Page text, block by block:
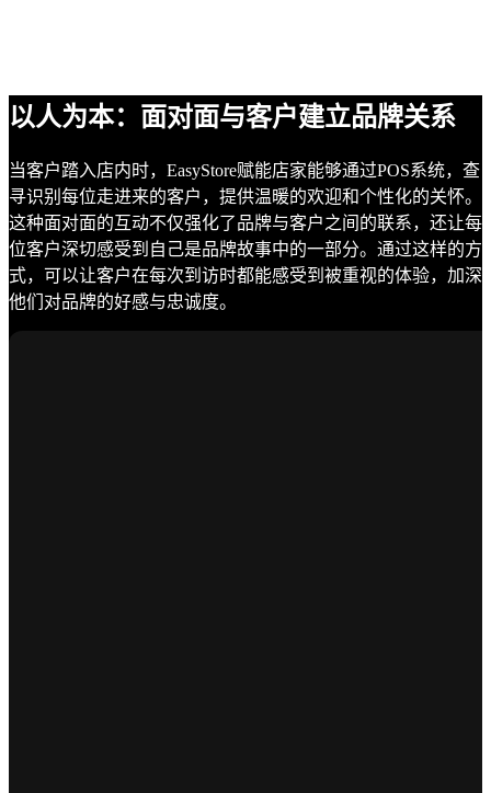
以人为本：面对面与客户建立品牌关系
当客户踏入店内时，EasyStore赋能店家能够通过POS系统，查
寻识别每位走进来的客户，提供温暖的欢迎和个性化的关怀。
这种面对面的互动不仅强化了品牌与客户之间的联系，还让每
位客户深切感受到自己是品牌故事中的一部分。通过这样的方
式，可以让客户在每次到访时都能感受到被重视的体验，加深
他们对品牌的好感与忠诚度。